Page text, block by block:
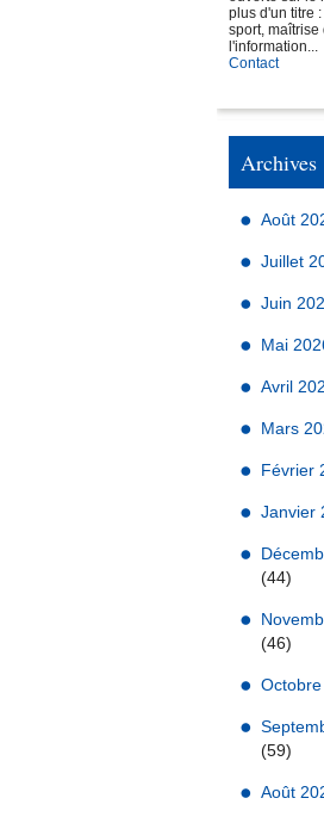
plus d'un titre
sport, maîtrise
l'information...
Contact
Archives
Août
Juillet
Juin
Mai
Avril
Mars
Février
Janvier
(44)
(46)
(59)
Août